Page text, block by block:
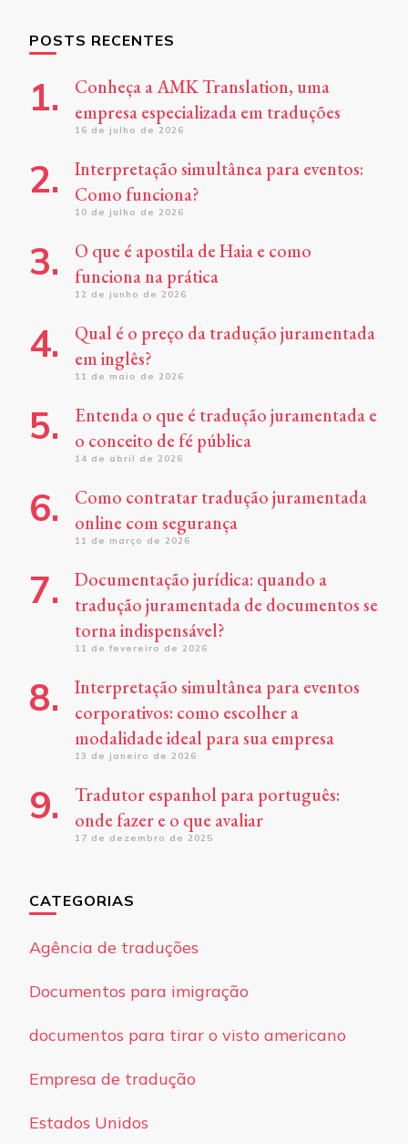
POSTS RECENTES
Conheça a AMK Translation, uma
empresa especializada em traduções
16 de julho de 2026
Interpretação simultânea para eventos:
Como funciona?
10 de julho de 2026
O que é apostila de Haia e como
funciona na prática
12 de junho de 2026
Qual é o preço da tradução juramentada
em inglês?
11 de maio de 2026
Entenda o que é tradução juramentada e
o conceito de fé pública
14 de abril de 2026
Como contratar tradução juramentada
online com segurança
11 de março de 2026
Documentação jurídica: quando a
tradução juramentada de documentos se
torna indispensável?
11 de fevereiro de 2026
Interpretação simultânea para eventos
corporativos: como escolher a
modalidade ideal para sua empresa
13 de janeiro de 2026
Tradutor espanhol para português:
onde fazer e o que avaliar
17 de dezembro de 2025
CATEGORIAS
Agência de traduções
Documentos para imigração
documentos para tirar o visto americano
Empresa de tradução
Estados Unidos